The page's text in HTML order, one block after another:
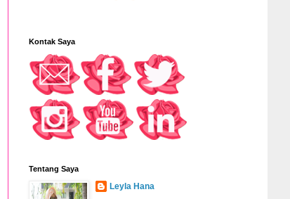
Kontak Saya
Tentang Saya
Leyla Hana